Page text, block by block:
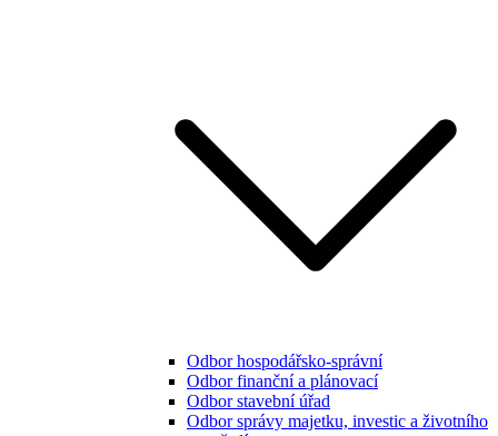
Odbor hospodářsko-správní
Odbor finanční a plánovací
Odbor stavební úřad
Odbor správy majetku, investic a životního